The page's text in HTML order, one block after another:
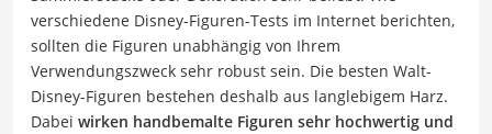
verschiedene Disney-Figuren-Tests im Internet berichten,
sollten die Figuren unabhängig von Ihrem
Verwendungszweck sehr robust sein. Die besten Walt-
Disney-Figuren bestehen deshalb aus langlebigem Harz.
Dabei wirken handbemalte Figuren sehr hochwertig und